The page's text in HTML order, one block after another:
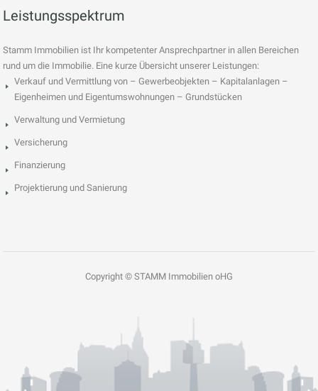
Leistungsspektrum
Stamm Immobilien ist Ihr kompetenter Ansprechpartner in allen Bereichen
rund um die Immobilie. Eine kurze Übersicht unserer Leistungen:
Verkauf und Vermittlung von – Gewerbeobjekten – Kapitalanlagen –
Eigenheimen und Eigentumswohnungen – Grundstücken
Verwaltung und Vermietung
Versicherung
Finanzierung
Projektierung und Sanierung
Copyright © STAMM Immobilien oHG